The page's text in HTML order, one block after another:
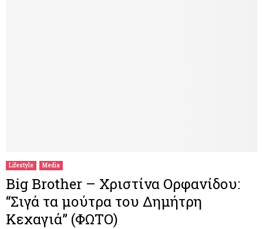
Lifestyle Media
Big Brother – Χριστίνα Ορφανίδου:
“Σιγά τα μούτρα του Δημήτρη
Κεχαγιά” (ΦΩΤΟ)